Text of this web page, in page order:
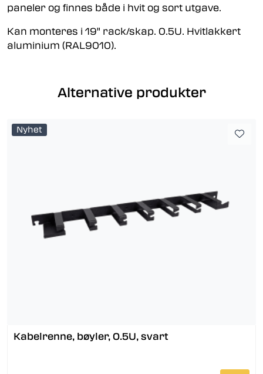
paneler og finnes både i hvit og sort utgave.
Kan monteres i 19" rack/skap. 0.5U. Hvitlakkert
aluminium (RAL9010).
Alternative produkter
Nyhet
Kabelrenne, bøyler, 0.5U, svart